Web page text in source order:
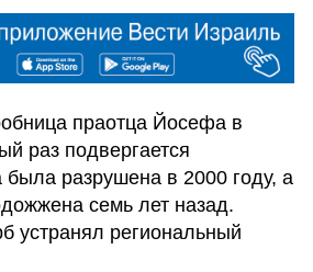
праотца Йосефа в
раз подвергается
разрушена в 2000 году, а
семь лет назад.
устранял региональный